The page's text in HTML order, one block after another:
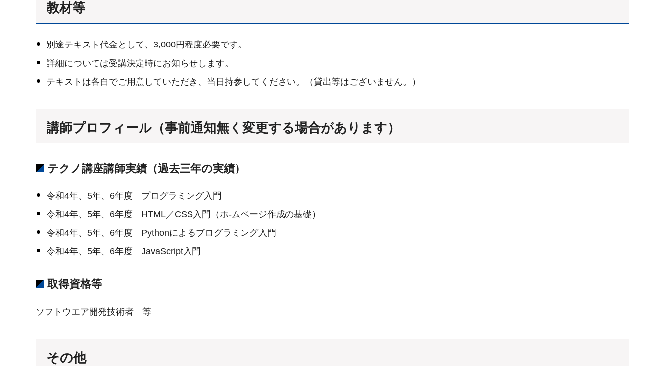
教材等
別途テキスト代金として、3,000円程度必要です。
詳細については受講決定時にお知らせします。
テキストは各自でご用意していただき、当日持参してください。（貸出等はございません。）
講師プロフィール（事前通知無く変更する場合があります）
テクノ講座講師実績（過去三年の実績）
令和4年、5年、6年度 プログラミング入門
令和4年、5年、6年度 HTML／CSS入門（ホ-ムページ作成の基礎）
令和4年、5年、6年度 Pythonによるプログラミング入門
令和4年、5年、6年度 JavaScript入門
取得資格等
ソフトウエア開発技術者 等
その他